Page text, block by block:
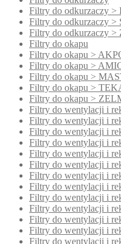
Filtry do odkurzaczy
Filtry do odkurzaczy
Filtry do odkurzaczy >
Filtry do okapu
Filtry do okapu >
Filtry do okapu >
Filtry do okapu >
Filtry do okapu >
Filtry do okapu >
Filtry do wentylacji i
Filtry do wentylacji i
Filtry do wentylacji i
Filtry do wentylacji i
Filtry do wentylacji i
Filtry do wentylacji i
Filtry do wentylacji i
Filtry do wentylacji i
Filtry do wentylacji i
Filtry do wentylacji i
Filtry do wentylacji i
Filtry do wentylacji i
Filtry do wentylacji i